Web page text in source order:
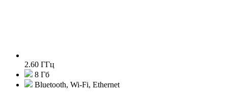
2.60 ГГц
8 Гб
Bluetooth, Wi-Fi, Ethernet